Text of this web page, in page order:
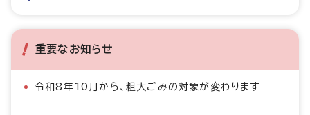
重要なお知らせ
令和8年10月から、粗大ごみの対象が変わります